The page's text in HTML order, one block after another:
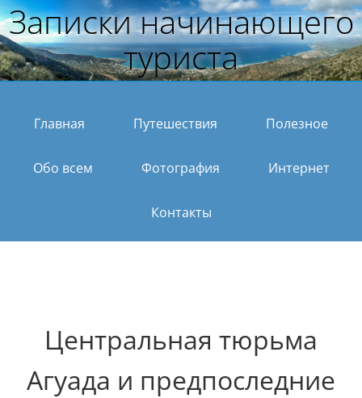
Записки начинающего
туриста
Главная Путешествия Полезное
Обо всем Фотография Интернет
Контакты
Центральная тюрьма
Агуада и предпоследние